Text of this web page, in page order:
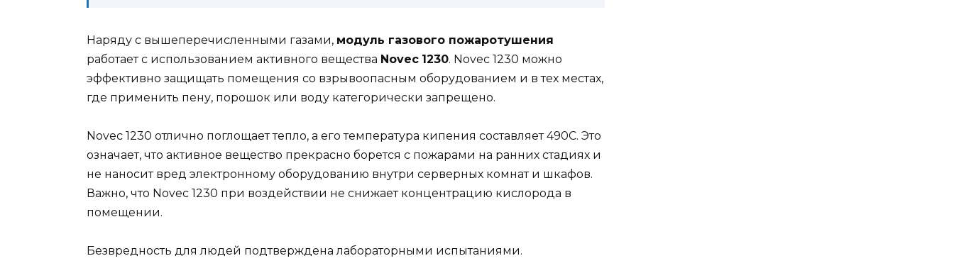
Наряду с вышеперечисленными газами, модуль газового пожаротушения
работает с использованием активного вещества Novec 1230. Novec 1230 можно
эффективно защищать помещения со взрывоопасным оборудованием и в тех местах,
где применить пену, порошок или воду категорически запрещено.
Novec 1230 отлично поглощает тепло, а его температура кипения составляет 490С. Это
означает, что активное вещество прекрасно борется с пожарами на ранних стадиях и
не наносит вред электронному оборудованию внутри серверных комнат и шкафов.
Важно, что Novec 1230 при воздействии не снижает концентрацию кислорода в
помещении.
Безвредность для людей подтверждена лабораторными испытаниями.